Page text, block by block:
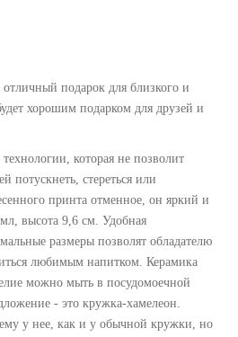
подарок для близкого и
хорошим подарком для друзей и
которая не позволит
потускнеть, стереться или
принта отменное, он яркий и
высота 9,6 см. Удобная
размеры позволят обладателю
любимым напитком. Керамика
можно мыть в посудомоечной
- это кружка-хамелеон.
у нее, как и у обычной кружки, но